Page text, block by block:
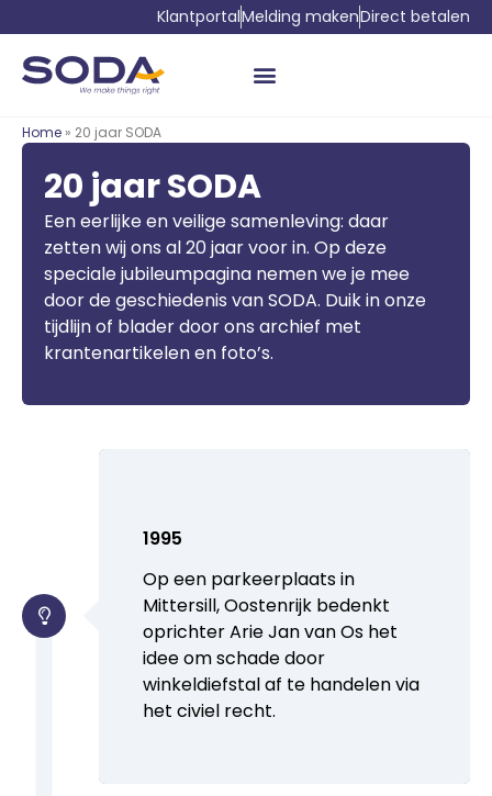
KlantportalMelding makenDirect betalen
Home » 20 jaar SODA
20 jaar SODA
Een eerlijke en veilige samenleving: daar
zetten wij ons al 20 jaar voor in. Op deze
speciale jubileumpagina nemen we je mee
door de geschiedenis van SODA. Duik in onze
tijdlijn of blader door ons archief met
krantenartikelen en foto’s.
1995
Op een parkeerplaats in
Mittersill, Oostenrijk bedenkt
oprichter Arie Jan van Os het
idee om schade door
winkeldiefstal af te handelen via
het civiel recht.